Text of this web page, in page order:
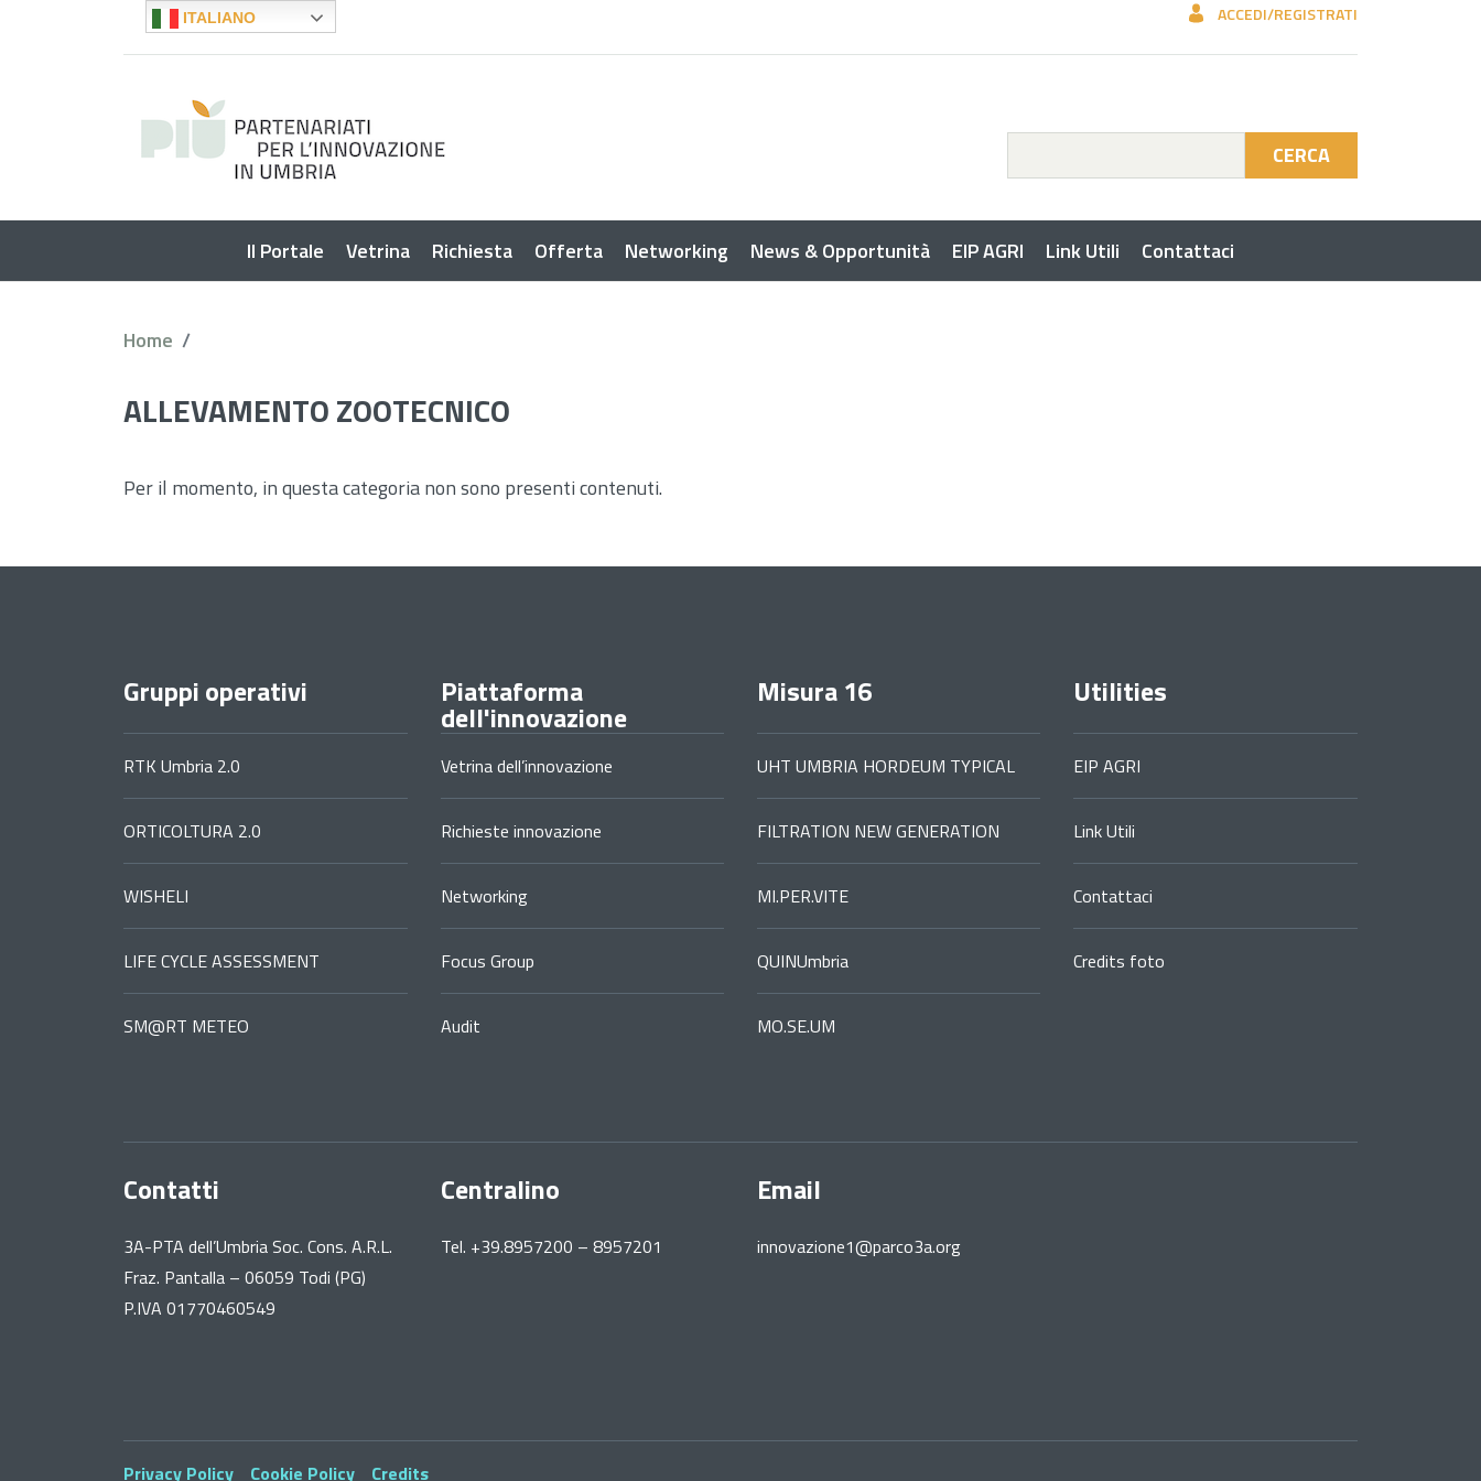
ITALIANO ACCEDI/REGISTRATI
CERCA
Il Portale Vetrina Richiesta Offerta Networking News & Opportunità EIP AGRI Link Utili Contattaci
Home
ALLEVAMENTO ZOOTECNICO
Per il momento, in questa categoria non sono presenti contenuti.
Gruppi operativi
RTK Umbria 2.0
ORTICOLTURA 2.0
WISHELI
LIFE CYCLE ASSESSMENT
SM@RT METEO
Piattaforma
dell'innovazione
Vetrina dell’innovazione
Richieste innovazione
Networking
Focus Group
Audit
Misura 16
UHT UMBRIA HORDEUM TYPICAL
FILTRATION NEW GENERATION
MI.PER.VITE
QUINUmbria
MO.SE.UM
Utilities
EIP AGRI
Link Utili
Contattaci
Credits foto
Contatti
3A-PTA dell’Umbria Soc. Cons. A.R.L.
Fraz. Pantalla – 06059 Todi (PG)
P.IVA 01770460549
Centralino
Tel. +39.8957200 – 8957201
Email
innovazione1@parco3a.org
Privacy Policy Cookie Policy Credits